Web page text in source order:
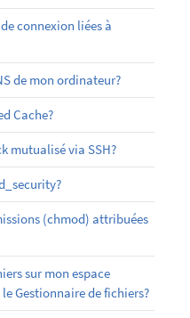
connexion liées à
de mon ordinateur?
Cache?
mutualisé via SSH?
(chmod) attribuées
sur mon espace
Gestionnaire de fichiers?